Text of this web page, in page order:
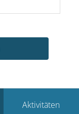
Aktivitäten